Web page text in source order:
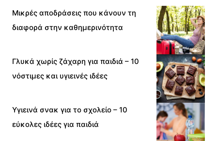
Μικρές αποδράσεις που κάνουν τη
διαφορά στην καθημερινότητα
Γλυκά χωρίς ζάχαρη για παιδιά – 10
νόστιμες και υγιεινές ιδέες
Υγιεινά σνακ για το σχολείο – 10
εύκολες ιδέες για παιδιά